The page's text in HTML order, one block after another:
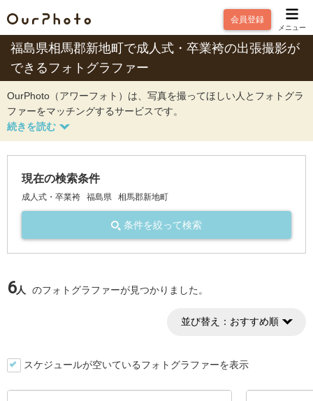
会員登録
メニュー
福島県相馬郡新地町で成人式・卒業袴の出張撮影が
できるフォトグラファー
OurPhoto（アワーフォト）は、写真を撮ってほしい人とフォトグラ
ファーをマッチングするサービスです。
現在の検索条件
成人式・卒業袴 福島県 相馬郡新地町
条件を絞って検索
6人 のフォトグラファーが見つかりました。
並び替え： おすすめ順
スケジュールが空いているフォトグラファーを表示